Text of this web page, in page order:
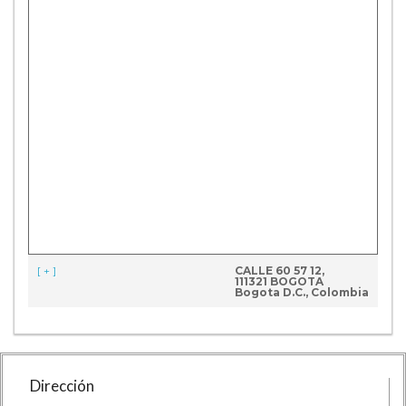
[ + ]
CALLE 60 57 12,
111321 BOGOTA
Bogota D.C., Colombia
Dirección